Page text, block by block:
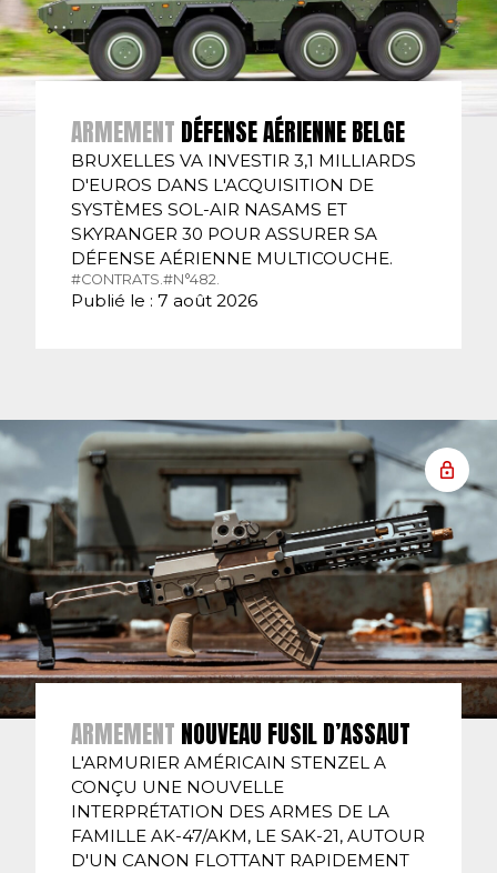
ARMEMENT DÉFENSE AÉRIENNE BELGE
BRUXELLES VA INVESTIR 3,1 MILLIARDS
D'EUROS DANS L'ACQUISITION DE
SYSTÈMES SOL-AIR NASAMS ET
SKYRANGER 30 POUR ASSURER SA
DÉFENSE AÉRIENNE MULTICOUCHE.
#CONTRATS.#N°482.
Publié le : 7 août 2026
ARMEMENT NOUVEAU FUSIL D’ASSAUT
L'ARMURIER AMÉRICAIN STENZEL A
CONÇU UNE NOUVELLE
INTERPRÉTATION DES ARMES DE LA
FAMILLE AK-47/AKM, LE SAK-21, AUTOUR
D'UN CANON FLOTTANT RAPIDEMENT